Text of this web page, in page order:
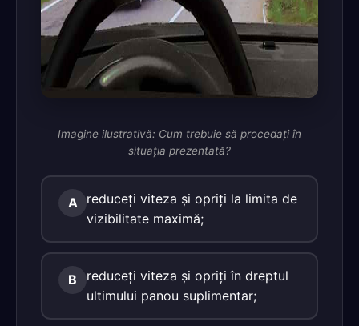
Imagine ilustrativă: Cum trebuie să procedaţi în
situaţia prezentată?
A
reduceţi viteza şi opriţi la limita de
vizibilitate maximă;
B
reduceţi viteza şi opriţi în dreptul
ultimului panou suplimentar;